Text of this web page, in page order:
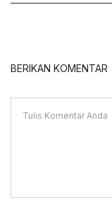
BERIKAN KOMENTAR